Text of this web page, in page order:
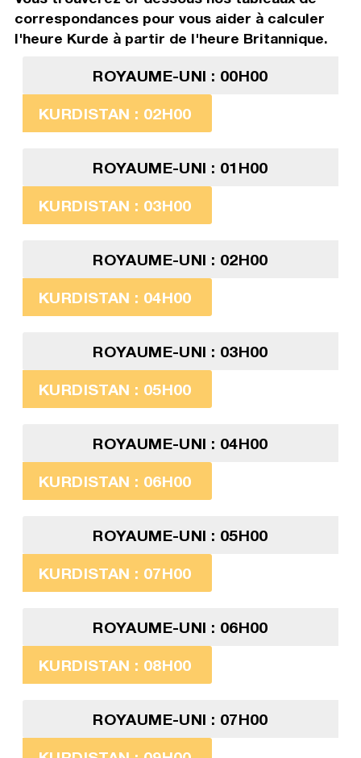
correspondances pour vous aider à calculer
l'heure Kurde à partir de l'heure Britannique.
ROYAUME-UNI : 00H00
KURDISTAN : 02H00
ROYAUME-UNI : 01H00
KURDISTAN : 03H00
ROYAUME-UNI : 02H00
KURDISTAN : 04H00
ROYAUME-UNI : 03H00
KURDISTAN : 05H00
ROYAUME-UNI : 04H00
KURDISTAN : 06H00
ROYAUME-UNI : 05H00
KURDISTAN : 07H00
ROYAUME-UNI : 06H00
KURDISTAN : 08H00
ROYAUME-UNI : 07H00